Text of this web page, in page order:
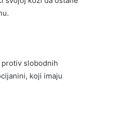
slobodnih
koji imaju